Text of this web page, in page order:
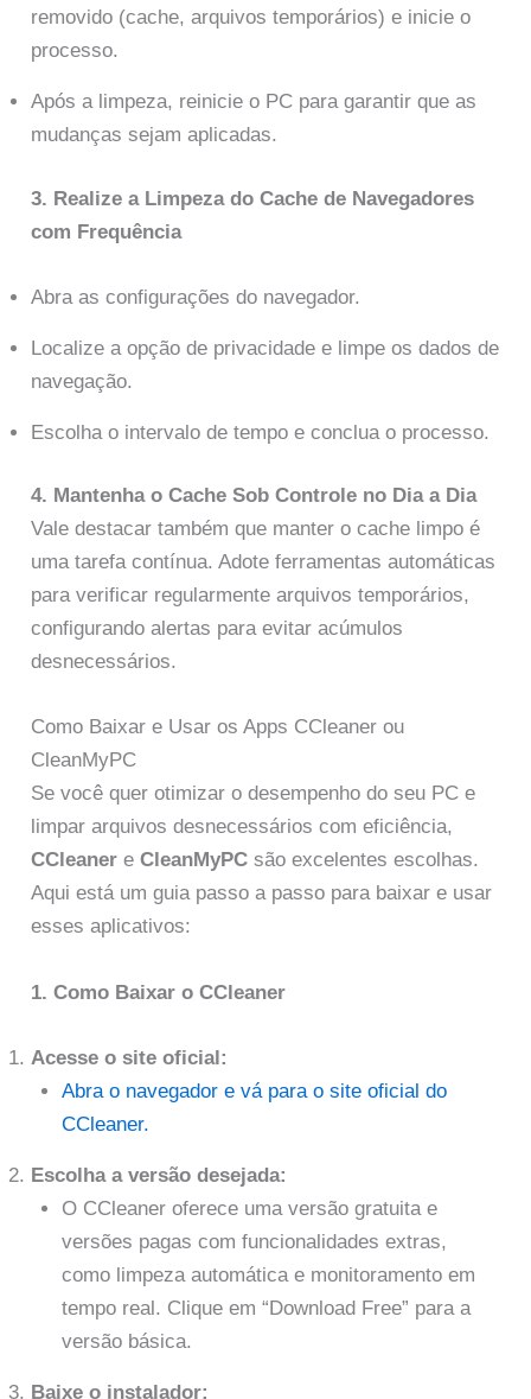
removido (cache, arquivos temporários) e inicie o
processo.
Após a limpeza, reinicie o PC para garantir que as
mudanças sejam aplicadas.
3. Realize a Limpeza do Cache de Navegadores
com Frequência
Abra as configurações do navegador.
Localize a opção de privacidade e limpe os dados de
navegação.
Escolha o intervalo de tempo e conclua o processo.
4. Mantenha o Cache Sob Controle no Dia a Dia
Vale destacar também que manter o cache limpo é
uma tarefa contínua. Adote ferramentas automáticas
para verificar regularmente arquivos temporários,
configurando alertas para evitar acúmulos
desnecessários.
Como Baixar e Usar os Apps CCleaner ou
CleanMyPC
Se você quer otimizar o desempenho do seu PC e
limpar arquivos desnecessários com eficiência,
CCleaner eCleanMyPC são excelentes escolhas.
Aqui está um guia passo a passo para baixar e usar
esses aplicativos:
1. Como Baixar o CCleaner
Acesse o site oficial:
Abra o navegador e vá para o site oficial do
CCleaner.
Escolha a versão desejada:
O CCleaner oferece uma versão gratuita e
versões pagas com funcionalidades extras,
como limpeza automática e monitoramento em
tempo real. Clique em “Download Free” para a
versão básica.
Baixe o instalador: